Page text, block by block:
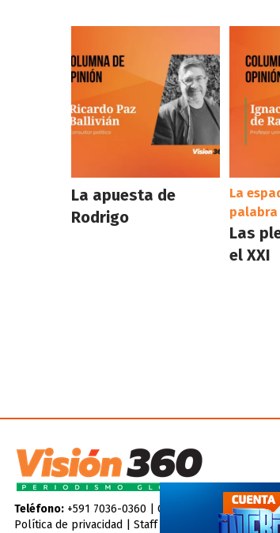
La apuesta de
Rodrigo
La
palabra
Las
el XXI
Teléfono: +591 7036-0360 | Contáctenos
Política de privacidad
Staff| Código de ética|